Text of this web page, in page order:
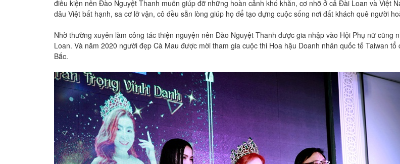
điều kiện nên Đào Nguyệt Thanh muốn giúp đỡ những hoàn cảnh khó khăn, cơ nhỡ ở cả Đài Loan và Việt
dâu Việt bất hạnh, sa cơ lỡ vận, cô đều sẵn lòng giúp họ để tạo dựng cuộc sống nơi đất khách quê người
Nhờ thường xuyên làm công tác thiện nguyện nên Đào Nguyệt Thanh được gia nhập vào Hội Phụ nữ cũng
Loan. Và năm 2020 người đẹp Cà Mau được mời tham gia cuộc thi Hoa hậu Doanh nhân quốc tế Taiwan
Bắc.